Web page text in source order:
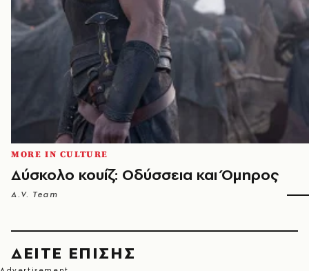
MORE IN CULTURE
Δύσκολο κουίζ: Οδύσσεια και Όμηρος
A.V. Team
ΔΕΙΤΕ ΕΠΙΣΗΣ